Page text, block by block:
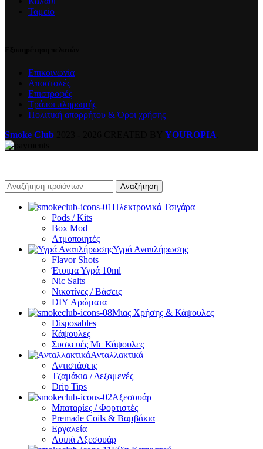
Ταμείο
Επικοινωνία
Αποστολές
Επιστροφές
Τρόποι πληρωμής
Πολιτική απορρήτου & Όροι χρήσης
Smoke Club
YOUROPIA
Αναζήτηση
Ηλεκτρονικά Τσιγάρα
Pods / Kits
Box Mod
Ατμοποιητές
Υγρά Αναπλήρωσης
Flavor Shots
Έτοιμα Υγρά 10ml
Nic Salts
Νικοτίνες / Βάσεις
DIY Αρώματα
Μιας Χρήσης & Κάψουλες
Disposables
Κάψουλες
Συσκευές Με Κάψουλες
Ανταλλακτικά
Αντιστάσεις
Τζαμάκια / Δεξαμενές
Drip Tips
Αξεσουάρ
Μπαταρίες / Φορτιστές
Premade Coils & Βαμβάκια
Εργαλεία
Λοιπά Αξεσουάρ